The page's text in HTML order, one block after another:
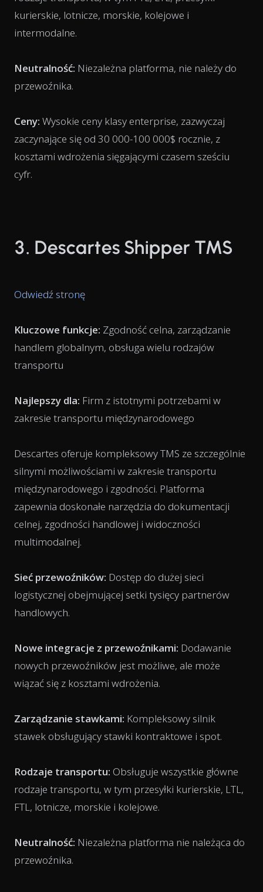
kurierskie, lotnicze, morskie, kolejowe i
intermodalne.
Neutralność: Niezależna platforma, nie należy do
przewoźnika.
Ceny: Wysokie ceny klasy enterprise, zazwyczaj
zaczynające się od 30 000-100 000$ rocznie, z
kosztami wdrożenia sięgającymi czasem sześciu
cyfr.
3. Descartes Shipper TMS
Odwiedź stronę
Kluczowe funkcje: Zgodność celna, zarządzanie
handlem globalnym, obsługa wielu rodzajów
transportu
Najlepszy dla: Firm z istotnymi potrzebami w
zakresie transportu międzynarodowego
Descartes oferuje kompleksowy TMS ze szczególnie
silnymi możliwościami w zakresie transportu
międzynarodowego i zgodności. Platforma
zapewnia doskonałe narzędzia do dokumentacji
celnej, zgodności handlowej i widoczności
multimodalnej.
Sieć przewoźników: Dostęp do dużej sieci
logistycznej obejmującej setki tysięcy partnerów
handlowych.
Nowe integracje z przewoźnikami: Dodawanie
nowych przewoźników jest możliwe, ale może
wiązać się z kosztami wdrożenia.
Zarządzanie stawkami: Kompleksowy silnik
stawek obsługujący stawki kontraktowe i spot.
Rodzaje transportu: Obsługuje wszystkie główne
rodzaje transportu, w tym przesyłki kurierskie, LTL,
FTL, lotnicze, morskie i kolejowe.
Neutralność: Niezależna platforma nie należąca do
przewoźnika.